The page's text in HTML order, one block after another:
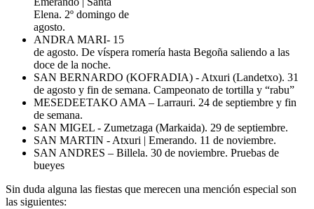
Elena. 2º domingo de
agosto.
ANDRA MARI- 15
de agosto. De víspera romería hasta Begoña saliendo a las
doce de la noche.
SAN BERNARDO (KOFRADIA) - Atxuri (Landetxo). 31
de agosto y fin de semana. Campeonato de tortilla y “rabu”
MESEDEETAKO AMA – Larrauri. 24 de septiembre y fin
de semana.
SAN MIGEL - Zumetzaga (Markaida). 29 de septiembre.
SAN MARTIN - Atxuri | Emerando. 11 de noviembre.
SAN ANDRES – Billela. 30 de noviembre. Pruebas de
bueyes
Sin duda alguna las fiestas que merecen una mención especial son
las siguientes: